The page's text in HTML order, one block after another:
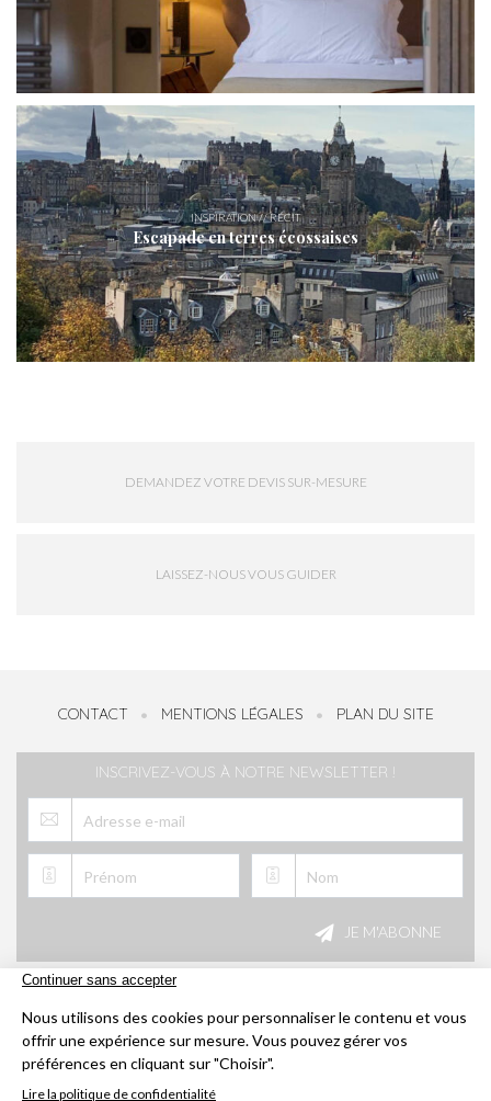
INSPIRATION // RÉCIT
Escapade en terres écossaises
DEMANDEZ VOTRE DEVIS SUR-MESURE
LAISSEZ-NOUS VOUS GUIDER
CONTACT MENTIONS LÉGALES PLAN DU SITE
INSCRIVEZ-VOUS À NOTRE NEWSLETTER !
champ
vide.
JE M'ABONNE